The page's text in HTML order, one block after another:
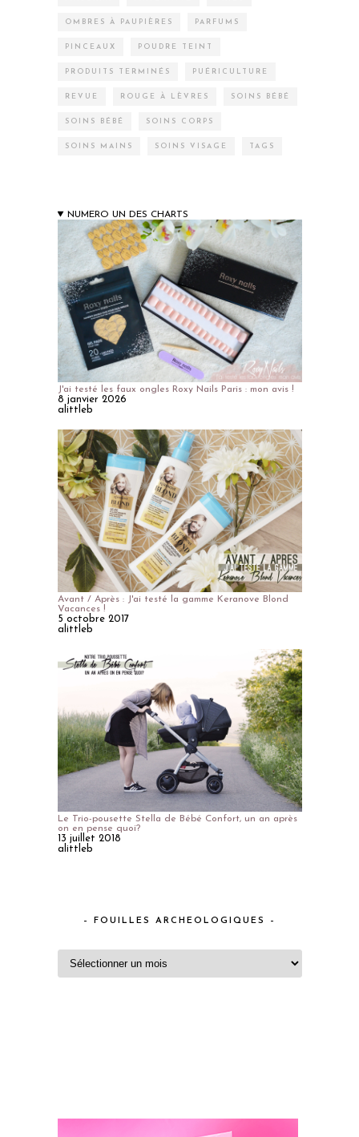
OMBRES À PAUPIÈRES PARFUMS
PINCEAUX POUDRE TEINT
PRODUITS TERMINÉS PUÉRICULTURE
REVUE ROUGE À LÈVRES SOINS BÉBÉ
SOINS BÉBÉ SOINS CORPS
SOINS MAINS SOINS VISAGE TAGS
NUMERO UN DES CHARTS
J'ai testé les faux ongles Roxy Nails Paris : mon avis !
8 janvier 2026
alittleb
Avant / Après : J'ai testé la gamme Keranove Blond
Vacances !
5 octobre 2017
alittleb
Le Trio-pousette Stella de Bébé Confort, un an après
on en pense quoi?
13 juillet 2018
alittleb
– FOUILLES ARCHEOLOGIQUES –